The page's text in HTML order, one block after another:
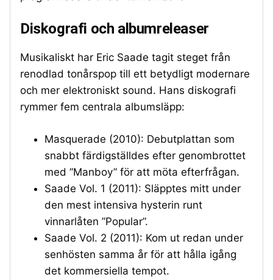
Diskografi och albumreleaser
Musikaliskt har Eric Saade tagit steget från
renodlad tonårspop till ett betydligt modernare
och mer elektroniskt sound. Hans diskografi
rymmer fem centrala albumsläpp:
Masquerade (2010): Debutplattan som
snabbt färdigställdes efter genombrottet
med ”Manboy” för att möta efterfrågan.
Saade Vol. 1 (2011): Släpptes mitt under
den mest intensiva hysterin runt
vinnarlåten ”Popular”.
Saade Vol. 2 (2011): Kom ut redan under
senhösten samma år för att hålla igång
det kommersiella tempot.